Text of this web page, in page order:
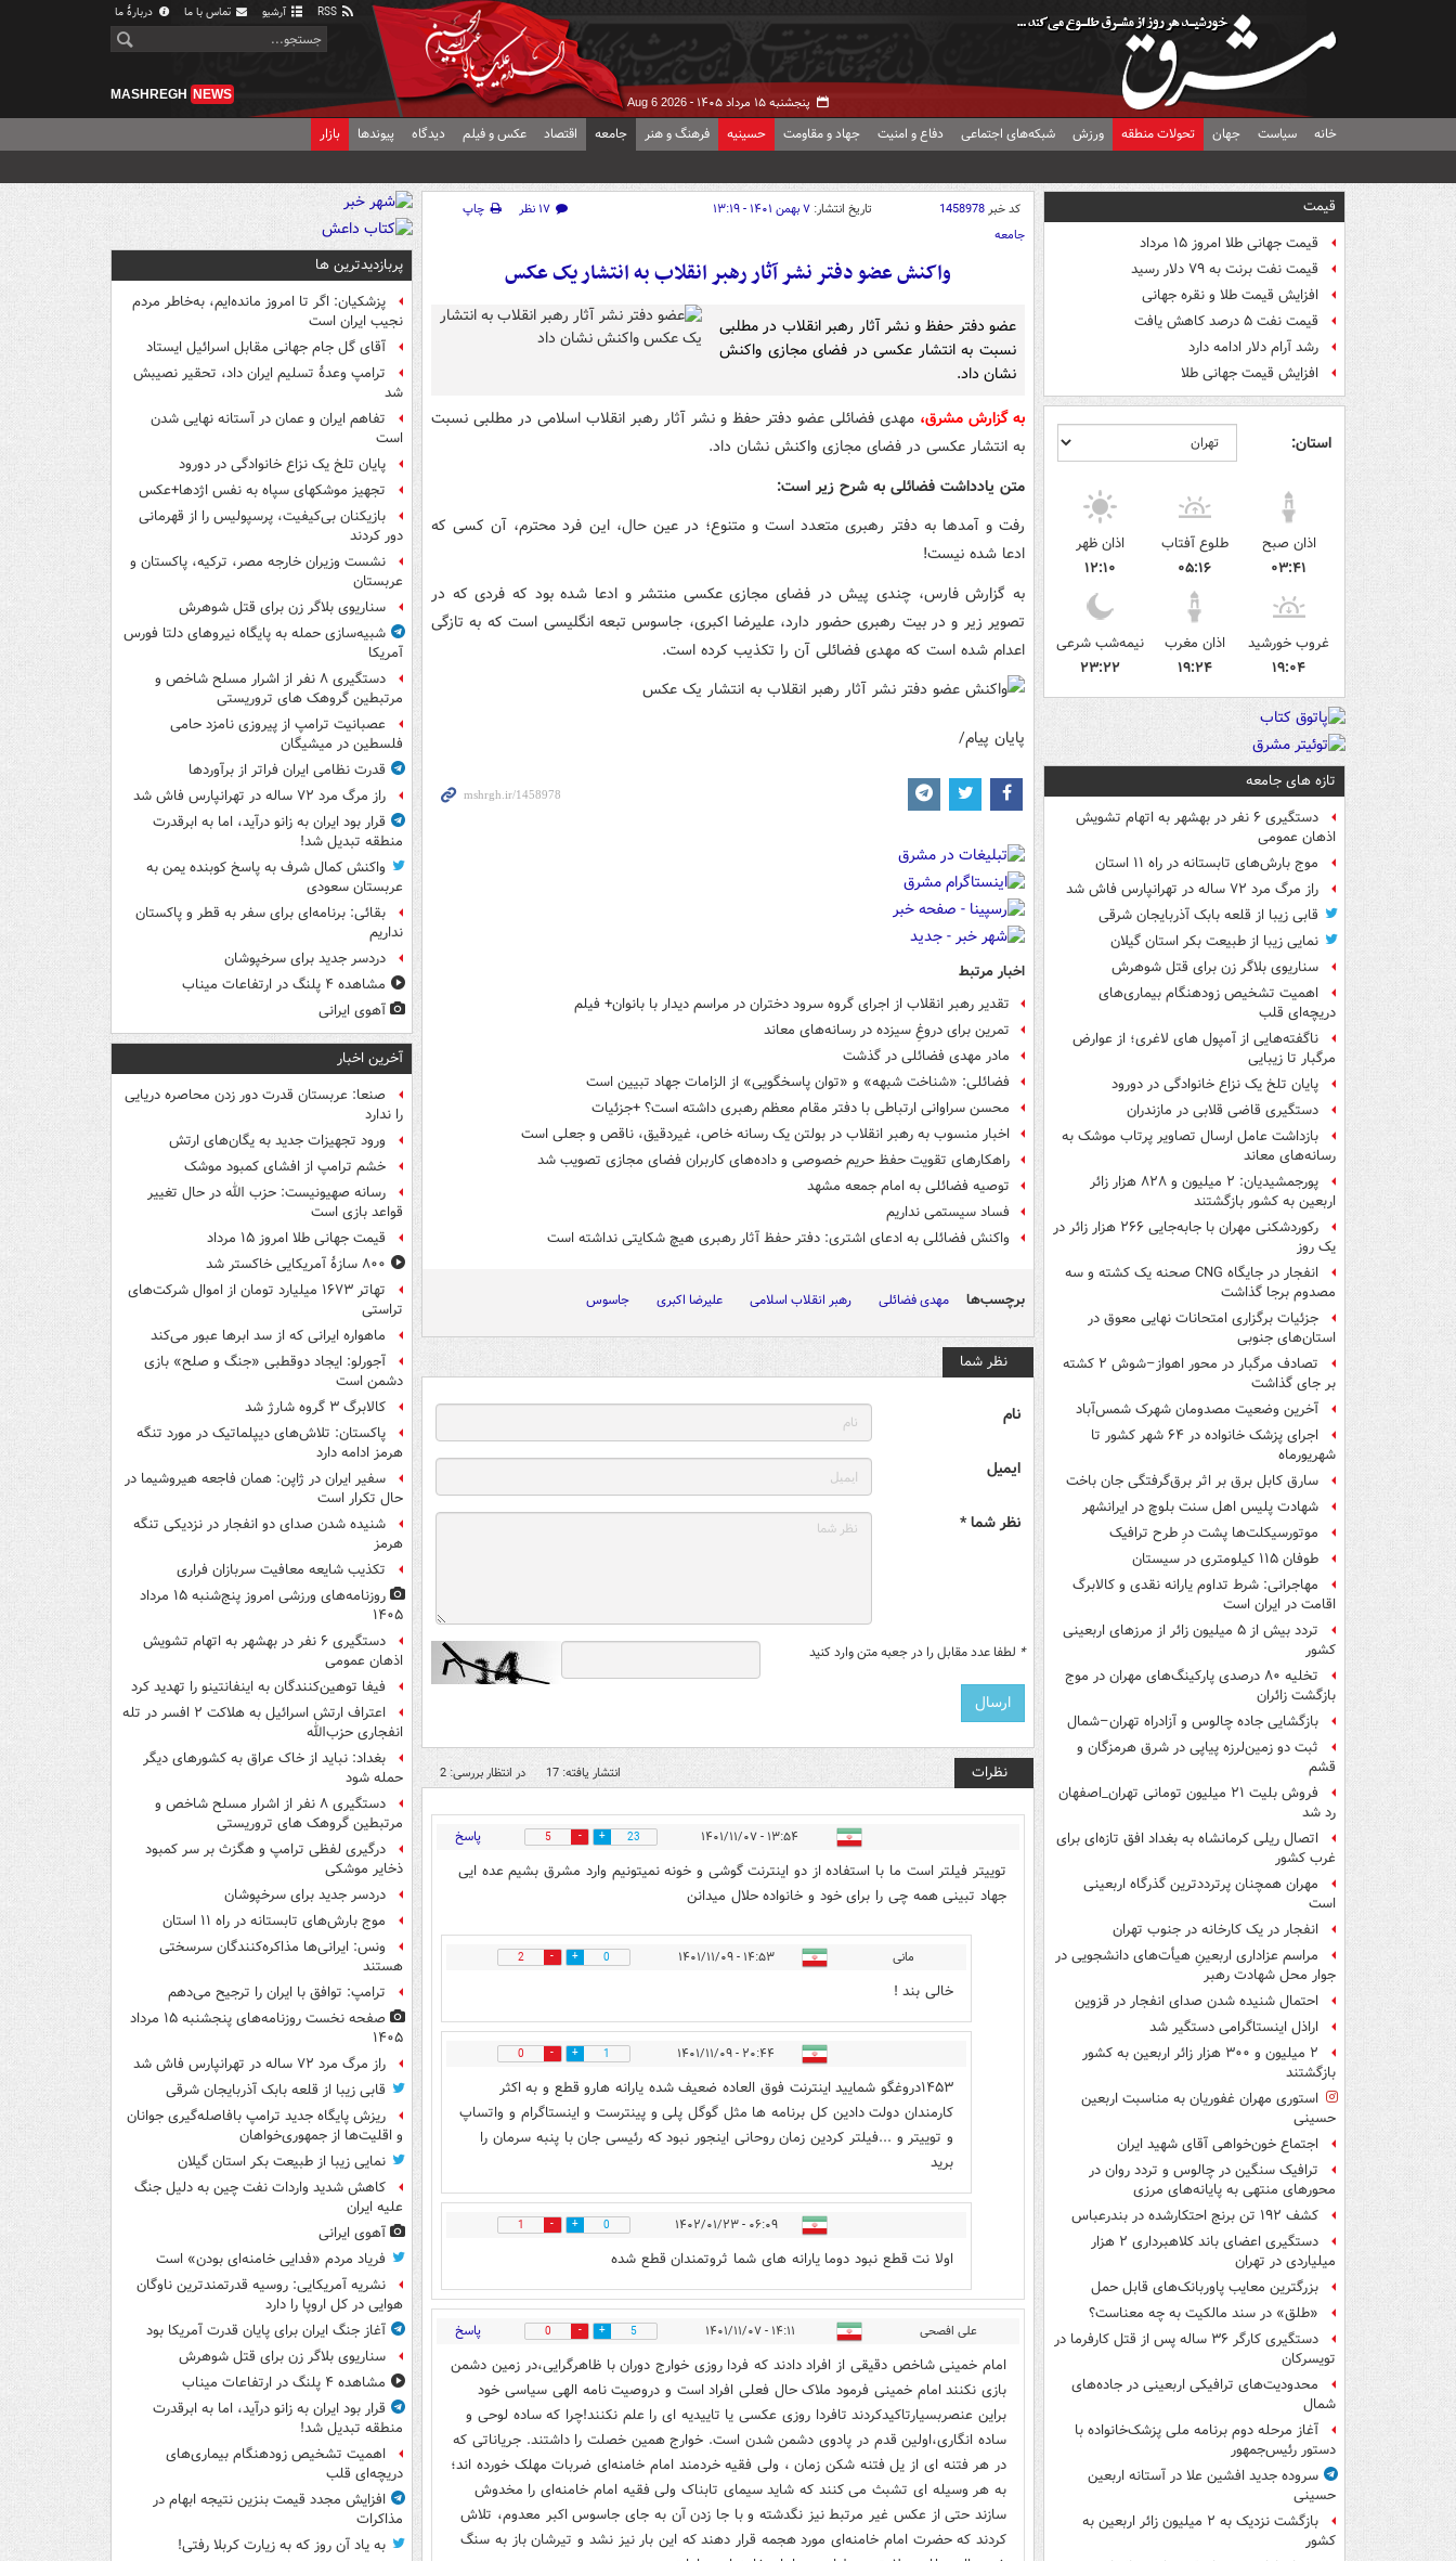
آرشیو تماس با ما دربارهٔ ما
پنجشنبه ۱۵ مرداد ۱۴۰۵ - Aug 6 2026
MASHREGH NEWS
خانه سیاست جهان تحولات منطقه ورزش شبکه‌های اجتماعی دفاع و امنیت جهاد و مقاومت حسینیه فرهنگ و هنر جامعه اقتصاد عکس و فیلم دیدگاه پیوندها بازار
قیمت
قیمت جهانی طلا امروز ۱۵ مرداد
قیمت نفت برنت به ۷۹ دلار رسید
افزایش قیمت طلا و نقره جهانی
قیمت نفت ۵ درصد کاهش یافت
رشد آرام دلار ادامه دارد
افزایش قیمت جهانی طلا
استان:
اذان صبح
۰۳:۴۱
طلوع آفتاب
۰۵:۱۶
اذان ظهر
۱۲:۱۰
غروب خورشید
۱۹:۰۴
اذان مغرب
۱۹:۲۴
نیمه‌شب شرعی
۲۳:۲۲
تازه های جامعه
دستگیری ۶ نفر در بهشهر به اتهام تشویش
اذهان عمومی
موج بارش‌های تابستانه در راه ۱۱ استان
راز مرگ مرد ۷۲ ساله در تهرانپارس فاش شد
قابی زیبا از قلعه بابک آذربایجان شرقی
نمایی زیبا از طبیعت بکر استان گیلان
سناریوی بلاگر زن برای قتل شوهرش
اهمیت تشخیص زودهنگام بیماری‌های
دریچه‌ای قلب
ناگفته‌هایی از آمپول های لاغری؛ از عوارض
مرگبار تا زیبایی
پایان تلخ یک نزاع خانوادگی در دورود
دستگیری قاضی قلابی در مازندران
بازداشت عامل ارسال تصاویر پرتاب موشک به
رسانه‌های معاند
پورجمشیدیان: ۲ میلیون و ۸۲۸ هزار زائر
اربعین به کشور بازگشتند
رکوردشکنی مهران با جابه‌جایی ۲۶۶ هزار زائر در
یک روز
انفجار در جایگاه CNG صحنه یک کشته و سه
مصدوم برجا گذاشت
جزئیات برگزاری امتحانات نهایی معوق در
استان‌های جنوبی
تصادف مرگبار در محور اهواز–شوش ۲ کشته
بر جای گذاشت
آخرین وضعیت مصدومان شهرک شمس‌آباد
اجرای پزشک خانواده در ۶۴ شهر کشور تا
شهریورماه
سارق کابل برق بر اثر برق‌گرفتگی جان باخت
شهادت پلیس اهل سنت بلوچ در ایرانشهر
موتورسیکلت‌ها پشت درِ طرح ترافیک
طوفان ۱۱۵ کیلومتری در سیستان
مهاجرانی: شرط تداوم یارانه نقدی و کالابرگ
اقامت در ایران است
تردد بیش از ۵ میلیون زائر از مرزهای اربعینی
کشور
تخلیه ۸۰ درصدی پارکینگ‌های مهران در موج
بازگشت زائران
بازگشایی جاده چالوس و آزادراه تهران–شمال
ثبت دو زمین‌لرزه پیاپی در شرق هرمزگان و
قشم
فروش بلیت ۲۱ میلیون تومانی تهران_اصفهان
رد شد
اتصال ریلی کرمانشاه به بغداد افق تازه‌ای برای
غرب کشور
مهران همچنان پرترددترین گذرگاه اربعینی
است
انفجار در یک کارخانه در جنوب تهران
مراسم عزاداری اربعینِ هیأت‌های دانشجویی در
جوار محل شهادت رهبر
احتمال شنیده شدن صدای انفجار در قزوین
اراذل اینستاگرامی دستگیر شد
۲ میلیون و ۳۰۰ هزار زائر اربعین به کشور
بازگشتند
استوری مهران غفوریان به مناسبت اربعین
حسینی
اجتماع خون‌خواهی آقای شهید ایران
ترافیک سنگین در چالوس و تردد روان در
محورهای منتهی به پایانه‌های مرزی
کشف ۱۹۲ تن برنج احتکارشده در بندرعباس
دستگیری اعضای باند کلاهبرداری ۲ هزار
میلیاردی در تهران
بزرگترین معایب پاوربانک‌های قابل حمل
«طلق» در سند مالکیت به چه معناست؟
دستگیری کارگر ۳۶ ساله پس از قتل کارفرما در
تویسرکان
محدودیت‌های ترافیکی اربعینی در جاده‌های
شمال‌
آغاز مرحله دوم برنامه ملی پزشک‌خانواده با
دستور رئیس‌جمهور
سروده جدید افشین علا در آستانه اربعین
حسینی
بازگشت نزدیک به ۲ میلیون زائر اربعین به
کشور
کد خبر1458978 تاریخ انتشار: ۷ بهمن ۱۴۰۱ - ۱۳:۱۹ ۱۷ نظر
چاپ
جامعه
واکنش عضو دفتر نشر آثار رهبر انقلاب به انتشار یک عکس
عضو دفتر حفظ و نشر آثار رهبر انقلاب در مطلبی
نسبت به انتشار عکسی در فضای مجازی واکنش
نشان داد.
به گزارش مشرق، مهدی فضائلی عضو دفتر حفظ و نشر آثار رهبر انقلاب اسلامی در مطلبی نسبت
به انتشار عکسی در فضای مجازی واکنش نشان داد.
متن یادداشت فضائلی به شرح زیر است:
رفت و آمدها به دفتر رهبری متعدد است و متنوع؛ در عین حال، این فرد محترم، آن کسی که
ادعا شده نیست!
به گزارش فارس، چندی پیش در فضای مجازی عکسی منتشر و ادعا شده بود که فردی که در
تصویر زیر و در بیت رهبری حضور دارد، علیرضا اکبری، جاسوس تبعه انگلیسی است که به تازگی
اعدام شده است که مهدی فضائلی آن را تکذیب کرده است.
پایان پیام/
اخبار مرتبط
تقدیر رهبر انقلاب از اجرای گروه سرود دختران در مراسم دیدار با بانوان+ فیلم
تمرین برای دروغِ سیزده در رسانه‌های معاند
مادر مهدی فضائلی در گذشت
فضائلی: «شناخت شبهه» و «توان پاسخگویی» از الزامات جهاد تبیین است
محسن سراوانی ارتباطی با دفتر مقام معظم رهبری داشته است؟ +جزئیات
اخبار منسوب به رهبر انقلاب در بولتن یک رسانه خاص، غیردقیق، ناقص و جعلی است
راهکارهای تقویت حفظ حریم خصوصی و داده‌های کاربران فضای مجازی تصویب شد
توصیه فضائلی به امام جمعه مشهد
فساد سیستمی نداریم
واکنش فضائلی به ادعای اشتری: دفتر حفظ آثار رهبری هیچ شکایتی نداشته است
برچسب‌ها مهدی فضائلی رهبر انقلاب اسلامی علیرضا اکبری جاسوس
نظر شما
نام
ایمیل
نظر شما *
* لطفا عدد مقابل را در جعبه متن وارد کنید
نظرات انتشار یافته: 17 در انتظار بررسی: 2
۱۳:۵۴ - ۱۴۰۱/۱۱/۰۷ 23
5 پاسخ
توییتر فیلتر است ما با استفاده از دو اینترنت گوشی و خونه نمیتونیم وارد مشرق بشیم عده ایی
جهاد تبینی همه چی را برای خود و خانواده حلال میدانن
مانی ۱۴:۵۳ - ۱۴۰۱/۱۱/۰۹ 0
2
خالی بند !
۲۰:۴۴ - ۱۴۰۱/۱۱/۰۹ 1
0
۱۴۵۳دروغگو شمایید اینترنت فوق العاده ضعیف شده یارانه هارو قطع و به اکثر
کارمندان دولت دادین کل برنامه ها مثل گوگل پلی و پینترست و اینستاگرام و واتساپ
و توییتر و ...فیلتر کردین زمان روحانی اینجور نبود که رئیسی جان با پنبه سرمان را
برید
۰۶:۰۹ - ۱۴۰۲/۰۱/۲۳ 0
1
اولا نت قطع نبود دوما یارانه های شما ثروتمندان قطع شده
علی افصحی ۱۴:۱۱ - ۱۴۰۱/۱۱/۰۷ 5
0 پاسخ
امام خمینی شاخص دقیقی از افراد دادند که فردا روزی خوارج دوران با ظاهرگرایی،در زمین دشمن
بازی نکنند امام خمینی فرمود ملاک حال فعلی افراد است و دروصیت نامه الهی سیاسی خود
براین عنصربسیارتاکیدکردند تافردا روزی عکسی یا تاییدیه ای را علم نکنند!چرا که ساده لوحی و
ساده انگاری،اولین قدم در پادوی دشمن شدن است. خوارج همین خصلت را داشتند. جریاناتی که
در هر فتنه ای از یل فتنه شکن زمان ، ولی فقیه خردمند امام خامنه‌ای ضربات مهلک خورده اند؛
به هر وسیله ای تشبث می کنند که شاید سیمای تابناک ولی فقیه امام خامنه‌ای را مخدوش
سازند حتی از عکس غیر مرتبط نیز نگدشته و با جا زدن آن به جای جاسوس اکبر معدوم، تلاش
کردند که حضرت امام خامنه‌ای مورد هجمه قرار دهند که این بار نیز نشد و تیرشان باز به سنگ
پربازدیدترین ها
پزشکیان: اگر تا امروز مانده‌ایم، به‌خاطر مردم
نجیب ایران است
آقای گل جام جهانی مقابل اسرائیل ایستاد
ترامپ وعدۀ تسلیم ایران داد، تحقیر نصیبش
شد
تفاهم ایران و عمان در آستانه نهایی شدن
است
پایان تلخ یک نزاع خانوادگی در دورود
تجهیز موشکهای سپاه به نفس اژدها+عکس
بازیکنان بی‌کیفیت، پرسپولیس را از قهرمانی
دور کردند
نشست وزیران خارجه مصر، ترکیه، پاکستان و
عربستان
سناریوی بلاگر زن برای قتل شوهرش
شبیه‌سازی حمله به پایگاه نیروهای دلتا فورس
آمریکا
دستگیری ۸ نفر از اشرار مسلح شاخص و
مرتبطین گروهک های تروریستی
عصبانیت ترامپ از پیروزی نامزد حامی
فلسطین در میشیگان
قدرت نظامی ایران فراتر از برآوردها
راز مرگ مرد ۷۲ ساله در تهرانپارس فاش شد
قرار بود ایران به زانو درآید، اما به ابرقدرت
منطقه تبدیل شد!
واکنش کمال شرف به پاسخ کوبنده یمن به
عربستان سعودی
بقائی: برنامه‌ای برای سفر به قطر و پاکستان
نداریم
دردسر جدید برای سرخپوشان
مشاهده ۴ پلنگ در ارتفاعات میناب
آهوی ایرانی
آخرین اخبار
صنعا: عربستان قدرت دور زدن محاصره دریایی
را ندارد
ورود تجهیزات جدید به یگان‌های ارتش
خشم ترامپ از افشای کمبود موشک
رسانه صهیونیست: حزب الله در حال تغییر
قواعد بازی است
قیمت جهانی طلا امروز ۱۵ مرداد
۸۰۰ سازۀ آمریکایی خاکستر شد
تهاتر ۱۶۷۳ میلیارد تومان از اموال شرکت‌های
تراستی
ماهواره ایرانی که از سد ابرها عبور می‌کند
آجورلو: ایجاد دوقطبی «جنگ و صلح‌» بازی
دشمن است
کالابرگ ۳ گروه شارژ شد
پاکستان: تلاش‌های دیپلماتیک در مورد تنگه
هرمز ادامه دارد
سفیر ایران در ژاپن: همان فاجعه هیروشیما در
حال تکرار است
شنیده شدن صدای دو انفجار در نزدیکی تنگه
هرمز
تکذیب شایعه معافیت سربازان فراری
روزنامه‌های ورزشی امروز پنج‌شنبه ۱۵ مرداد
۱۴۰۵
دستگیری ۶ نفر در بهشهر به اتهام تشویش
اذهان عمومی
فیفا توهین‌کنندگان به اینفانتینو را تهدید کرد
اعتراف ارتش اسرائیل به هلاکت ۲ افسر در تله
انفجاری حزب‌الله
بغداد: نباید از خاک عراق به کشورهای دیگر
حمله شود
دستگیری ۸ نفر از اشرار مسلح شاخص و
مرتبطین گروهک های تروریستی
درگیری لفظی ترامپ و هگزث بر سر کمبود
ذخایر موشکی
دردسر جدید برای سرخپوشان
موج بارش‌های تابستانه در راه ۱۱ استان
ونس: ایرانی‌ها مذاکره‌کنندگان سرسختی
هستند
ترامپ: توافق با ایران را ترجیح می‌دهم
صفحه نخست روزنامه‌های پنجشنبه ۱۵ مرداد
۱۴۰۵
راز مرگ مرد ۷۲ ساله در تهرانپارس فاش شد
قابی زیبا از قلعه بابک آذربایجان شرقی
ریزش پایگاه جدید ترامپ بافاصله‌گیری جوانان
و اقلیت‌ها از جمهوری‌خواهان
نمایی زیبا از طبیعت بکر استان گیلان
کاهش شدید واردات نفت چین به دلیل جنگ
علیه ایران
آهوی ایرانی
فریاد مردم «فدایی خامنه‌ای بودن» است
نشریه آمریکایی: روسیه قدرتمندترین ناوگان
هوایی در کل اروپا را دارد
آغاز جنگ ایران برای پایان قدرت آمریکا بود
سناریوی بلاگر زن برای قتل شوهرش
مشاهده ۴ پلنگ در ارتفاعات میناب
قرار بود ایران به زانو درآید، اما به ابرقدرت
منطقه تبدیل شد!
اهمیت تشخیص زودهنگام بیماری‌های
دریچه‌ای قلب
افزایش مجدد قیمت بنزین نتیجه ابهام در
مذاکرات
به یاد آن روز که به زیارت کربلا رفتی!